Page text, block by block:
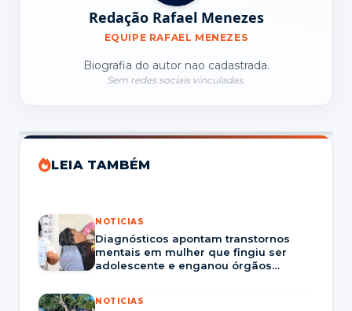
Redação Rafael Menezes
EQUIPE RAFAEL MENEZES
Biografia do autor nao cadastrada.
Sem redes sociais vinculadas.
LEIA TAMBÉM
NOTICIAS
Diagnósticos apontam transtornos
mentais em mulher que fingiu ser
adolescente e enganou órgãos
NOTICIAS